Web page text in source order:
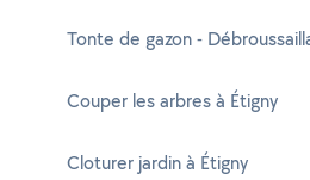
Tonte de gazon -
Couper les arbres à Étigny
Cloturer jardin à Étigny